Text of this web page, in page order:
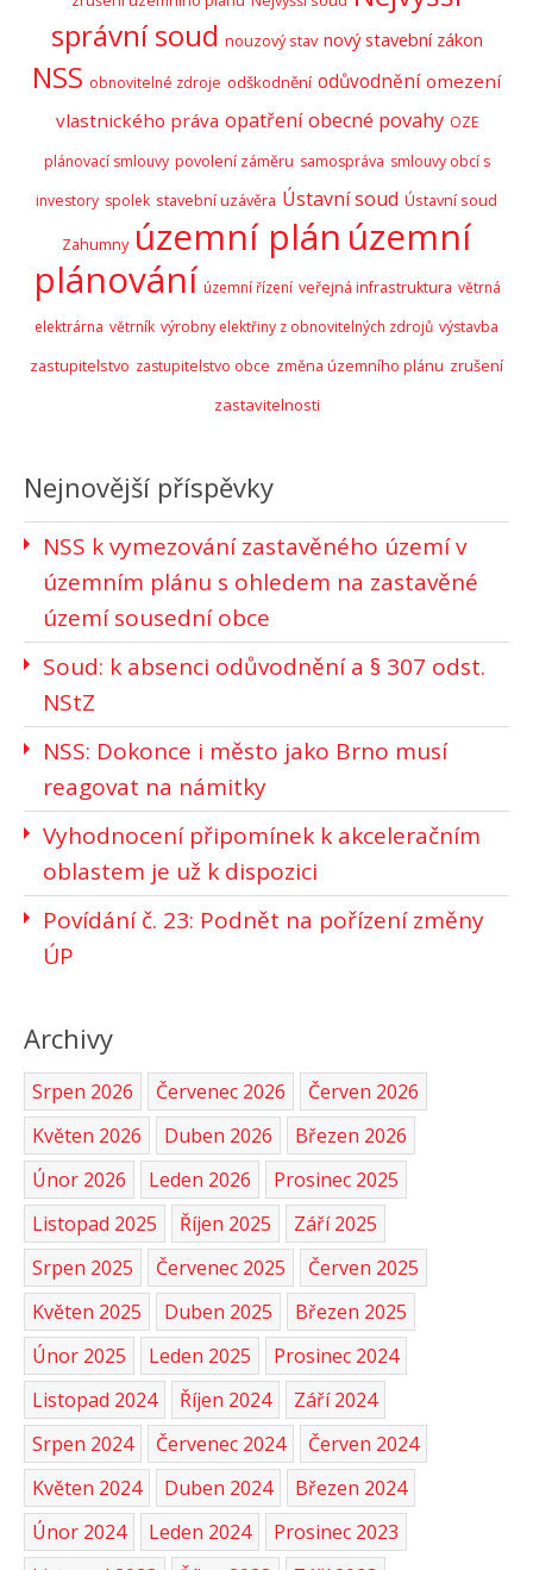
správní soud nouzový stav nový stavební zákon
NSS obnovitelné zdroje odškodnění odůvodnění omezení
vlastnického práva opatření obecné povahy OZE
plánovací smlouvy povolení záměru samospráva smlouvy obcí s
investory spolek stavební uzávěra Ústavní soud Ústavní soud
Zahumny územní plán územní
plánování územní řízení veřejná infrastruktura větrná
elektrárna větrník výrobny elektřiny z obnovitelných zdrojů výstavba
zastupitelstvo zastupitelstvo obce změna územního plánu zrušení
zastavitelnosti
Nejnovější příspěvky
NSS k vymezování zastavěného území v
územním plánu s ohledem na zastavěné
území sousední obce
Soud: k absenci odůvodnění a § 307 odst.
NStZ
NSS: Dokonce i město jako Brno musí
reagovat na námitky
Vyhodnocení připomínek k akceleračním
oblastem je už k dispozici
Povídání č. 23: Podnět na pořízení změny
ÚP
Archivy
Srpen 2026 Červenec 2026
Červen 2026
Květen 2026
Duben 2026
Březen 2026
Únor 2026
Leden 2026
Prosinec 2025
Listopad 2025
Říjen 2025
Září 2025
Srpen 2025
Červenec 2025
Červen 2025
Květen 2025
Duben 2025
Březen 2025
Únor 2025
Leden 2025
Prosinec 2024
Listopad 2024
Říjen 2024
Září 2024
Srpen 2024
Červenec 2024
Červen 2024
Květen 2024
Duben 2024
Březen 2024
Únor 2024
Leden 2024
Prosinec 2023